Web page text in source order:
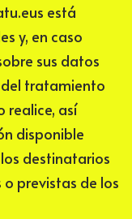
está
y, en caso
sus datos
tratamiento
realice, así
disponible
destinatarios
previstas de los